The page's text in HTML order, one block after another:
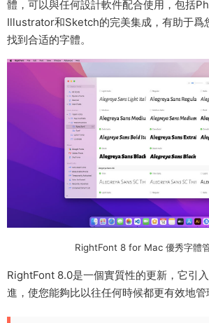
體，可以與任何設計軟件配合使用，包括
Illustrator和Sketch的完美集成，有助于爲
找到合适的字體。
RightFont 8 for Mac 優秀字體
RightFont 8.0是一個實質性的更新，它引
進，使您能夠比以往任何時候都更有效地管